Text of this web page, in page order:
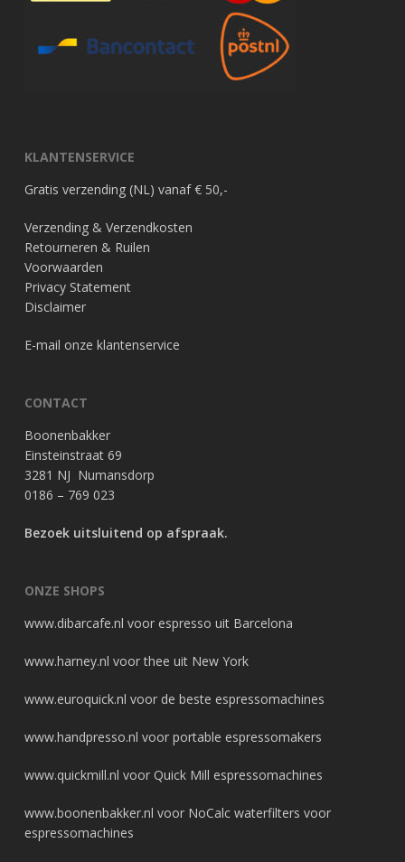
KLANTENSERVICE
Gratis verzending (NL) vanaf € 50,-
Verzending & Verzendkosten
Retourneren & Ruilen
Voorwaarden
Privacy Statement
Disclaimer
E-mail onze klantenservice
CONTACT
Boonenbakker
Einsteinstraat 69
3281 NJ Numansdorp
0186 – 769 023
Bezoek uitsluitend op afspraak.
ONZE SHOPS
www.dibarcafe.nl voor espresso uit Barcelona
www.harney.nl voor thee uit New York
www.euroquick.nl voor de beste espressomachines
www.handpresso.nl voor portable espressomakers
www.quickmill.nl voor Quick Mill espressomachines
www.boonenbakker.nl voor NoCalc waterfilters voor
espressomachines